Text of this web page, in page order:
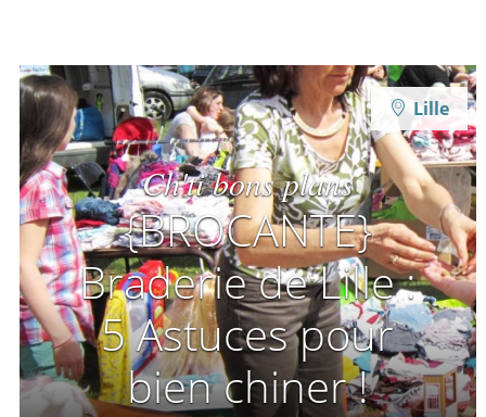
Ch'ti bons plans
{BROCANTE}
Braderie de Lille :
5 Astuces pour
bien chiner !
Lille